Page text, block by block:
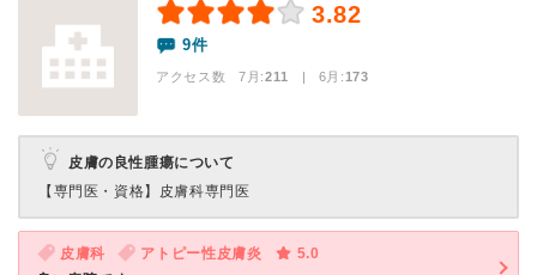
3.82
9件
アクセス数 7月:211 | 6月:173
皮膚の良性腫瘍について
【専門医・資格】 皮膚科専門医
皮膚科 アトピー性皮膚炎
5.0